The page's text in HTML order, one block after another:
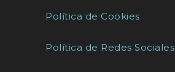
Política de Cookies
Política de Redes Sociales